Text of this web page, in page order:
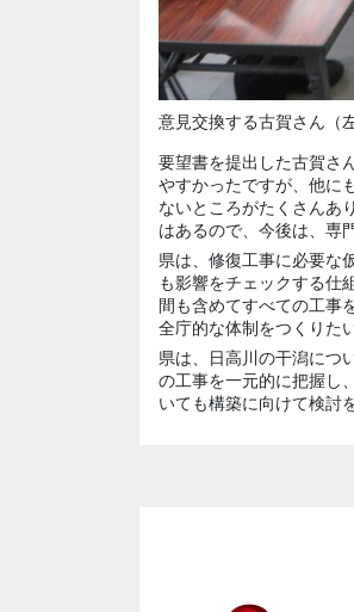
意見交換する古賀さん（
要望書を提出した古賀さ
やすかったですが、他に
ないところがたくさんあ
はあるので、今後は、専
県は、修復工事に必要な
も影響をチェックする仕
間も含めてすべての工事
全庁的な体制をつくりた
県は、日高川の干潟につ
の工事を一元的に把握し
いても構築に向けて検討